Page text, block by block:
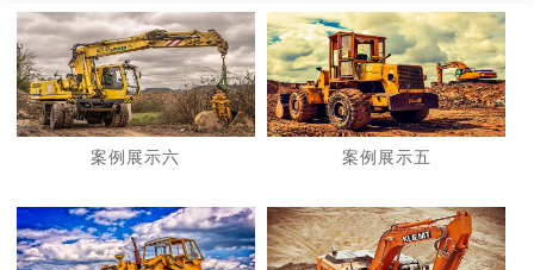
案例展示六 案例展示五